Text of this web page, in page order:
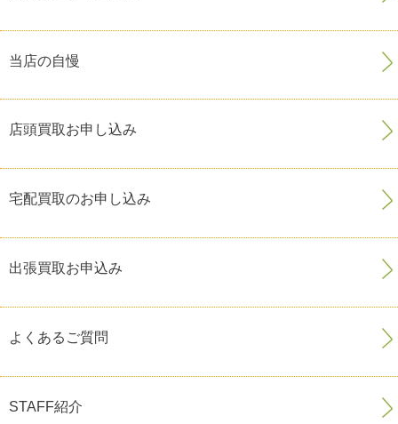
当店の自慢
店頭買取お申し込み
宅配買取のお申し込み
出張買取お申込み
よくあるご質問
STAFF紹介